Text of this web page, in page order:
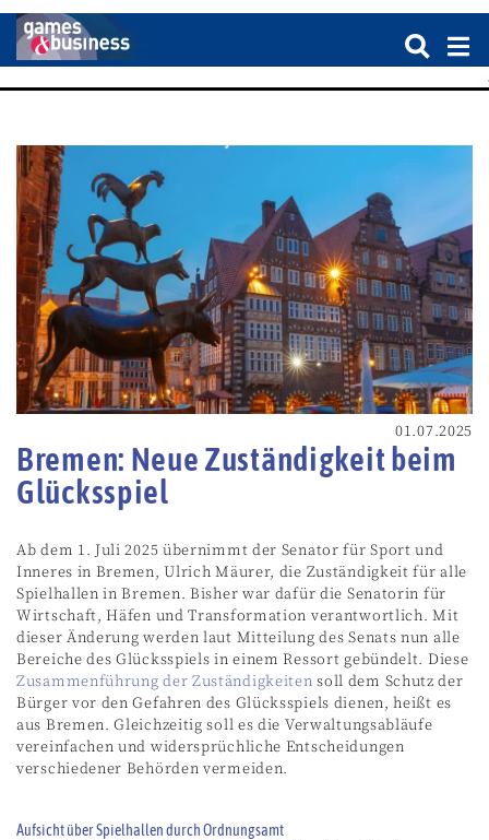
01.07.2025
Bremen: Neue Zuständigkeit beim
Glücksspiel
Ab dem 1. Juli 2025 übernimmt der Senator für Sport und
Inneres in Bremen, Ulrich Mäurer, die Zuständigkeit für alle
Spielhallen in Bremen. Bisher war dafür die Senatorin für
Wirtschaft, Häfen und Transformation verantwortlich. Mit
dieser Änderung werden laut Mitteilung des Senats nun alle
Bereiche des Glücksspiels in einem Ressort gebündelt. Diese
Zusammenführung der Zuständigkeiten soll dem Schutz der
Bürger vor den Gefahren des Glücksspiels dienen, heißt es
aus Bremen. Gleichzeitig soll es die Verwaltungsabläufe
vereinfachen und widersprüchliche Entscheidungen
verschiedener Behörden vermeiden.
Aufsicht über Spielhallen durch Ordnungsamt